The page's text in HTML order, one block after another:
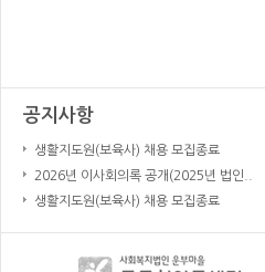
공지사항
생활지도원(보육사) 채용 모집종료
2026년 이사회의록 공개(2025년 법인..
생활지도원(보육사) 채용 모집종료